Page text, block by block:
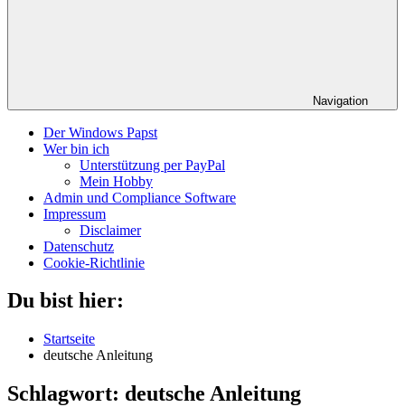
Navigation
Der Windows Papst
Wer bin ich
Unterstützung per PayPal
Mein Hobby
Admin und Compliance Software
Impressum
Disclaimer
Datenschutz
Cookie-Richtlinie
Du bist hier:
Startseite
deutsche Anleitung
Schlagwort: deutsche Anleitung